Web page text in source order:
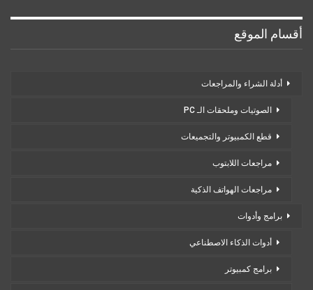
أقسام الموقع
أدلة الشراء والمراجعات
الصوتيات وملحقات الـ PC
قطع الكمبيوتر والتجميعات
مراجعات اللابتوب
مراجعات الهواتف الذكية
برامج وأدوات
أدوات الذكاء الاصطناعي
برامج كمبيوتر